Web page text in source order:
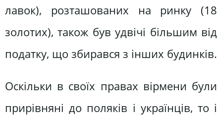
лавок), розташованих на ринку (18
золотих), також був удвічі більшим від
податку, що збирався з інших будинків.
Оскільки в своїх правах вірмени були
прирівняні до поляків і українців, то і